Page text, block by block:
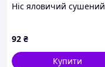
Ніс яловичий сушений
92 ₴
Купити